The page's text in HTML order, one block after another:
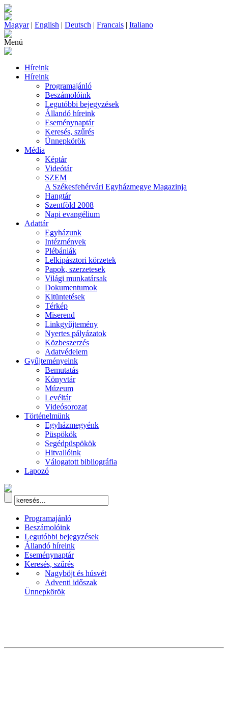
Magyar| English | Deutsch | Francais | Italiano
Menü
Híreink
Híreink
Programajánló
Beszámolóink
Legutóbbi bejegyzések
Állandó híreink
Eseménynaptár
Keresés, szűrés
Ünnepkörök
Média
Képtár
Videótár
SZEM
A Székesfehérvári Egyházmegye Magazinja
Hangtár
Szentföld 2008
Napi evangélium
Adattár
Egyházunk
Intézmények
Plébániák
Lelkipásztori körzetek
Papok, szerzetesek
Világi munkatársak
Dokumentumok
Kitüntetések
Térkép
Miserend
Linkgyűjtemény
Nyertes pályázatok
Közbeszerzés
Adatvédelem
Gyűjteményeink
Bemutatás
Könyvtár
Múzeum
Levéltár
Videósorozat
Történelmünk
Egyházmegyénk
Püspökök
Segédpüspökök
Hitvallóink
Válogatott bibliográfia
Lapozó
Programajánló
Beszámolóink
Legutóbbi bejegyzések
Állandó híreink
Eseménynaptár
Keresés, szűrés
Nagyböjt és húsvét
Adventi időszak
Ünnepkörök